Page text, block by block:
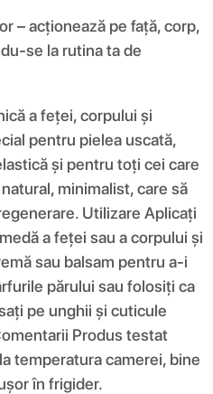
– acționează pe față, corp,
se la rutina ta de
a feței, corpului și
pentru pielea uscată,
și pentru toți cei care
minimalist, care să
Utilizare Aplicați
a feței sau a corpului și
sau balsam pentru a-i
părului sau folosiți ca
pe unghii și cuticule
Produs testat
temperatura camerei, bine
în frigider.